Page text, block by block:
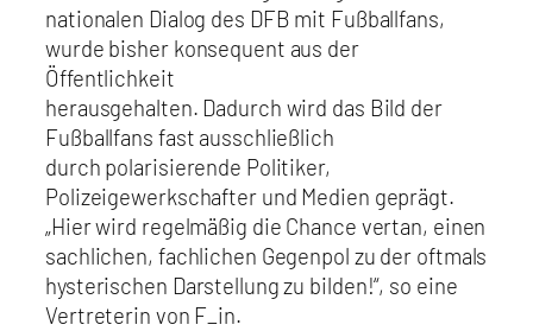
nationalen Dialog des DFB mit Fußballfans,
wurde bisher konsequent aus der
Öffentlichkeit
herausgehalten. Dadurch wird das Bild der
Fußballfans fast ausschließlich
durch polarisierende Politiker,
Polizeigewerkschafter und Medien geprägt.
„Hier wird regelmäßig die Chance vertan, einen
sachlichen, fachlichen Gegenpol zu der oftmals
hysterischen Darstellung zu bilden!“, so eine
Vertreterin von F_in.